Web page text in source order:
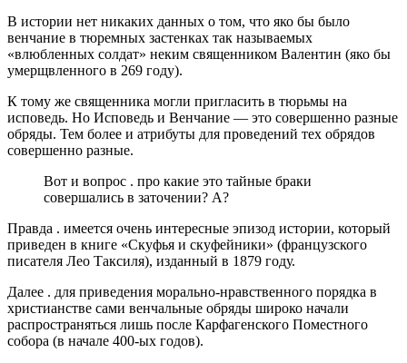
В истории нет никаких данных о том, что яко бы было
венчание в тюремных застенках так называемых
«влюбленных солдат» неким священником Валентин (яко бы
умерщвленного в 269 году).
К тому же священника могли пригласить в тюрьмы на
исповедь. Но Исповедь и Венчание — это совершенно разные
обряды. Тем более и атрибуты для проведений тех обрядов
совершенно разные.
Вот и вопрос . про какие это тайные браки
совершались в заточении? А?
Правда . имеется очень интересные эпизод истории, который
приведен в книге «Скуфья и скуфейники» (французского
писателя Лео Таксиля), изданный в 1879 году.
Далее . для приведения морально-нравственного порядка в
христианстве сами венчальные обряды широко начали
распространяться лишь после Карфагенского Поместного
собора (в начале 400-ых годов).